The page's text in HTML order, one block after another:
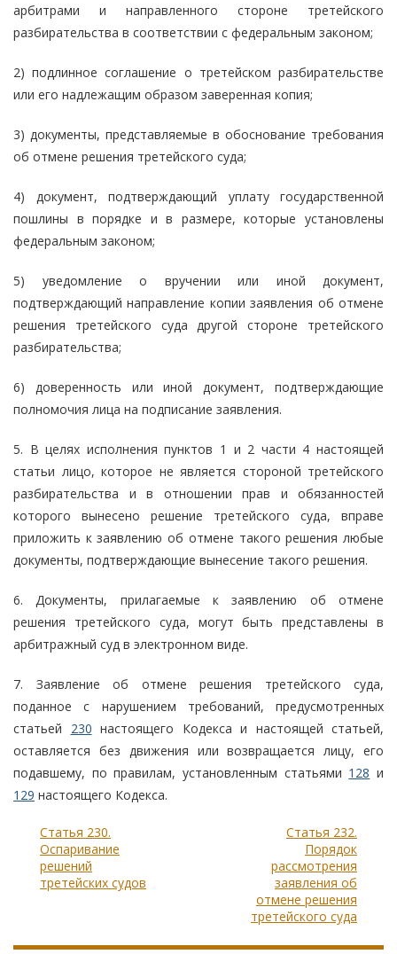
арбитрами и направленного стороне третейского
разбирательства в соответствии с федеральным законом;
2) подлинное соглашение о третейском разбирательстве
или его надлежащим образом заверенная копия;
3) документы, представляемые в обоснование требования
об отмене решения третейского суда;
4) документ, подтверждающий уплату государственной
пошлины в порядке и в размере, которые установлены
федеральным законом;
5) уведомление о вручении или иной документ,
подтверждающий направление копии заявления об отмене
решения третейского суда другой стороне третейского
разбирательства;
6) доверенность или иной документ, подтверждающие
полномочия лица на подписание заявления.
5. В целях исполнения пунктов 1 и 2 части 4 настоящей
статьи лицо, которое не является стороной третейского
разбирательства и в отношении прав и обязанностей
которого вынесено решение третейского суда, вправе
приложить к заявлению об отмене такого решения любые
документы, подтверждающие вынесение такого решения.
6. Документы, прилагаемые к заявлению об отмене
решения третейского суда, могут быть представлены в
арбитражный суд в электронном виде.
7. Заявление об отмене решения третейского суда,
поданное с нарушением требований, предусмотренных
статьей 230 настоящего Кодекса и настоящей статьей,
оставляется без движения или возвращается лицу, его
подавшему, по правилам, установленным статьями 128 и
129 настоящего Кодекса.
Статья 230.
Оспаривание
решений
третейских судов
Статья 232.
Порядок
рассмотрения
заявления об
отмене решения
третейского суда